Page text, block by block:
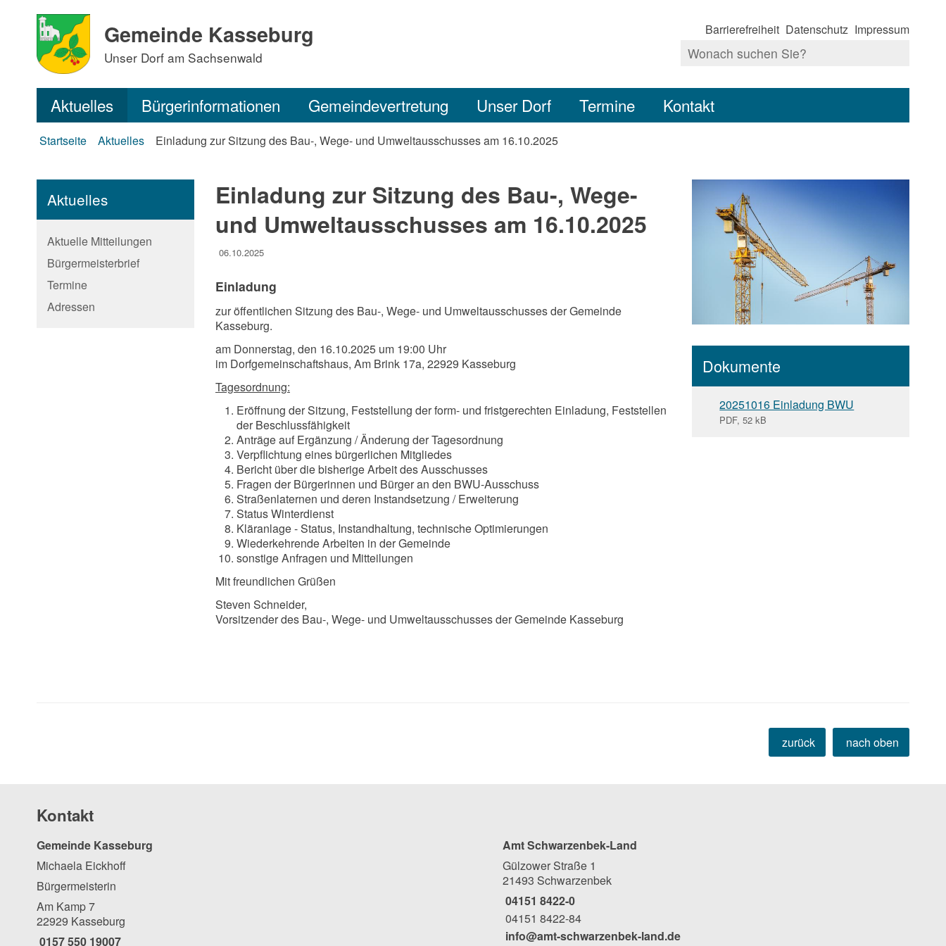
Gemeinde Kasseburg
Unser Dorf am Sachsenwald
Barrierefreiheit Datenschutz Impressum
Aktuelles Bürgerinformationen Gemeindevertretung Unser Dorf Termine Kontakt
Startseite Aktuelles Einladung zur Sitzung des Bau-, Wege- und Umweltausschusses am 16.10.2025
Aktuelles
Aktuelle Mitteilungen
Bürgermeisterbrief
Termine
Adressen
Einladung zur Sitzung des Bau-, Wege-
und Umweltausschusses am 16.10.2025
06.10.2025
Einladung
zur öffentlichen Sitzung des Bau-, Wege- und Umweltausschusses der Gemeinde
Kasseburg.
am Donnerstag, den 16.10.2025 um 19:00 Uhr
im Dorfgemeinschaftshaus, Am Brink 17a, 22929 Kasseburg
Tagesordnung:
Eröffnung der Sitzung, Feststellung der form- und fristgerechten Einladung, Feststellen
der Beschlussfähigkeit
Anträge auf Ergänzung / Änderung der Tagesordnung
Verpflichtung eines bürgerlichen Mitgliedes
Bericht über die bisherige Arbeit des Ausschusses
Fragen der Bürgerinnen und Bürger an den BWU-Ausschuss
Straßenlaternen und deren Instandsetzung / Erweiterung
Status Winterdienst
Kläranlage - Status, Instandhaltung, technische Optimierungen
Wiederkehrende Arbeiten in der Gemeinde
sonstige Anfragen und Mitteilungen
Mit freundlichen Grüßen
Steven Schneider,
Vorsitzender des Bau-, Wege- und Umweltausschusses der Gemeinde Kasseburg
Dokumente
20251016 Einladung BWU
PDF, 52 kB
zurück nach oben
Kontakt
Gemeinde Kasseburg
Michaela Eickhoff
Bürgermeisterin
Am Kamp 7
22929 Kasseburg
0157 550 19007
Amt Schwarzenbek-Land
Gülzower Straße 1
21493 Schwarzenbek
04151 8422-0
04151 8422-84
info@amt-schwarzenbek-land.de